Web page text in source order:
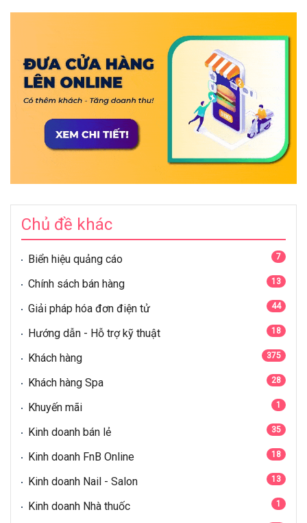
Chủ đề khác
Biển hiệu quảng cáo 7
Chính sách bán hàng 13
Giải pháp hóa đơn điện tử 44
Hướng dẫn - Hỗ trợ kỹ thuật 18
Khách hàng 375
Khách hàng Spa 28
Khuyến mãi 1
Kinh doanh bán lẻ 35
Kinh doanh FnB Online 18
Kinh doanh Nail - Salon 13
Kinh doanh Nhà thuốc 1